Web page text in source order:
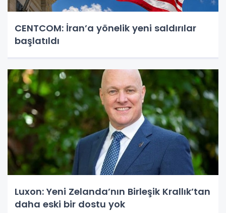
CENTCOM: İran’a yönelik yeni saldırılar
başlatıldı
Luxon: Yeni Zelanda’nın Birleşik Krallık’tan
daha eski bir dostu yok